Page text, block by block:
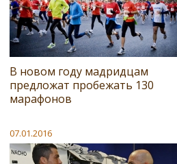
В новом году мадридцам
предложат пробежать 130
марафонов
07.01.2016